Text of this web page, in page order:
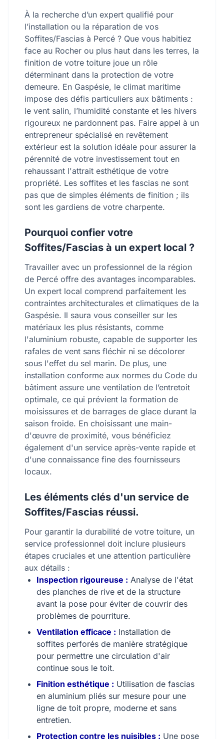
À la recherche d’un expert qualifié pour
l’installation ou la réparation de vos
Soffites/Fascias à Percé ? Que vous habitiez
face au Rocher ou plus haut dans les terres, la
finition de votre toiture joue un rôle
déterminant dans la protection de votre
demeure. En Gaspésie, le climat maritime
impose des défis particuliers aux bâtiments :
le vent salin, l’humidité constante et les hivers
rigoureux ne pardonnent pas. Faire appel à un
entrepreneur spécialisé en revêtement
extérieur est la solution idéale pour assurer la
pérennité de votre investissement tout en
rehaussant l'attrait esthétique de votre
propriété. Les soffites et les fascias ne sont
pas que de simples éléments de finition ; ils
sont les gardiens de votre charpente.
Pourquoi confier votre
Soffites/Fascias à un expert local ?
Travailler avec un professionnel de la région
de Percé offre des avantages incomparables.
Un expert local comprend parfaitement les
contraintes architecturales et climatiques de la
Gaspésie. Il saura vous conseiller sur les
matériaux les plus résistants, comme
l'aluminium robuste, capable de supporter les
rafales de vent sans fléchir ni se décolorer
sous l'effet du sel marin. De plus, une
installation conforme aux normes du Code du
bâtiment assure une ventilation de l’entretoit
optimale, ce qui prévient la formation de
moisissures et de barrages de glace durant la
saison froide. En choisissant une main-
d'œuvre de proximité, vous bénéficiez
également d'un service après-vente rapide et
d'une connaissance fine des fournisseurs
locaux.
Les éléments clés d'un service de
Soffites/Fascias réussi.
Pour garantir la durabilité de votre toiture, un
service professionnel doit inclure plusieurs
étapes cruciales et une attention particulière
aux détails :
Inspection rigoureuse : Analyse de l'état
des planches de rive et de la structure
avant la pose pour éviter de couvrir des
problèmes de pourriture.
Ventilation efficace : Installation de
soffites perforés de manière stratégique
pour permettre une circulation d'air
continue sous le toit.
Finition esthétique : Utilisation de fascias
en aluminium pliés sur mesure pour une
ligne de toit propre, moderne et sans
entretien.
Protection contre les nuisibles : Une pose